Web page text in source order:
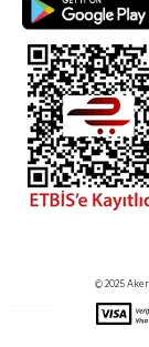
© 2025